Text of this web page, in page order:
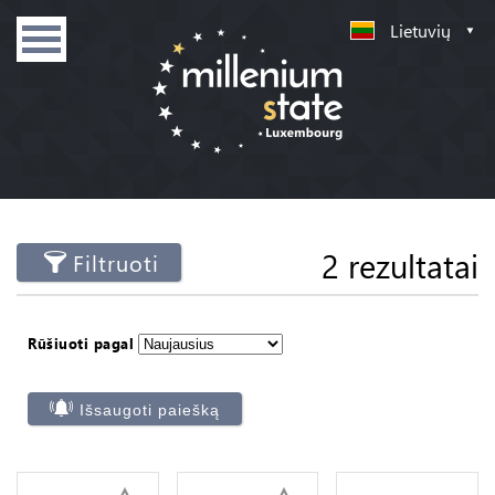
Lietuvių
Filtruoti 2 rezultatai
Rūšiuoti pagal
Išsaugoti paiešką